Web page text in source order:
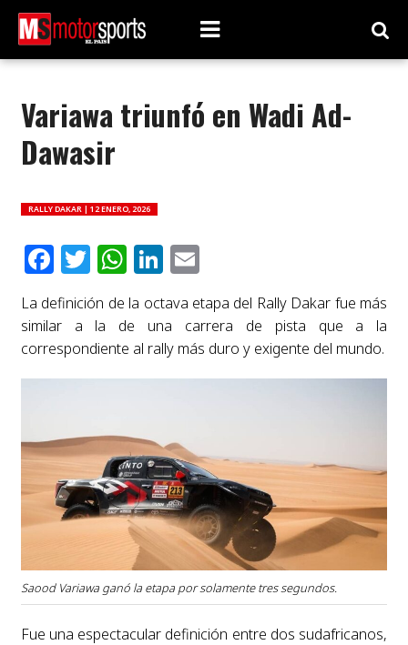
Variawa triunfó en Wadi Ad-
Dawasir
RALLY DAKAR | 12 ENERO, 2026
Facebook
Twitter
WhatsApp
LinkedIn
Email
La definición de la octava etapa del Rally Dakar fue más
similar a la de una carrera de pista que a la
correspondiente al rally más duro y exigente del mundo.
Saood Variawa ganó la etapa por solamente tres segundos.
Fue una espectacular definición entre dos sudafricanos,